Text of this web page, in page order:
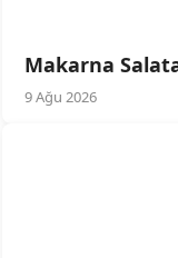
Makarna
9 Ağu 2026